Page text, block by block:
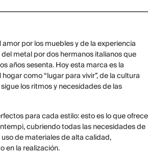
por los muebles y de la experiencia
metal por dos hermanos italianos que
años sesenta. Hoy esta marca es la
como “lugar para vivir”, de la cultura
los ritmos y necesidades de las
para cada estilo: esto es lo que ofrece
cubriendo todas las necesidades de
de materiales de alta calidad,
en la realización.